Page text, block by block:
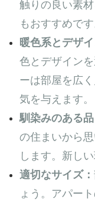
触りの良い素
もおすすめです
暖色系とデザイ
色とデザイン
ーは部屋を広
気を与えます。
馴染みのある品
の住まいから
します。新し
適切なサイズ：
ょう。アパー